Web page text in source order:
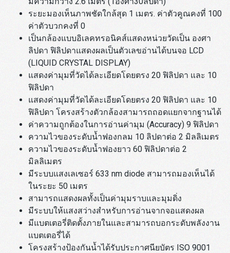
ระยะมองเห็นภาพชัดใกล้สุด 1 เมตร. ค่าตัวคูณคงที่ 100
ค่าตัวบวกคงที่ 0
เป็นกล้องแบบอิเลคทรอนิคส์แสดงหน่วยวัดเป็น องศา
ลิปดา ฟิลิปดาแสดงผลเป็นตัวเลขอ่านได้บนจอ LCD
(LIQUID CRYSTAL DISPLAY)
แสดงค่ามุมที่วัดได้ละเอียดโดยตรง 20 ฟิลิปดา และ 10
ฟิลิปดา
แสดงค่ามุมที่วัดได้ละเอียดโดยตรง 20 ฟิลิปดา และ 10
ฟิลิปดา โครงสร้างตัวกล้องสามารถถอดแยกจากฐานได้
ค่าความถูกต้องในการอ่านค่ามุม (Accuracy) 9 ฟิลิปดา
ความไวของระดับน้ำฟองกลม 10 ลิปดาต่อ 2 มิลลิเมตร
ความไวของระดับน้ำฟองยาว 60 ฟิลิปดาต่อ 2
มิลลิเมตร
มีระบบแสงเลเซอร์ 633 nm diode สามารถมองเห็นได้
ในระยะ 50 เมตร
สามารถแสดงผลทั้งเป็นค่ามุมราบและมุมดิ่ง
มีระบบให้แสงสว่างสำหรับการอ่านจากจอแสดงผล
มีแบตเตอรี่ติดตั้งภายในและสามารถบอกระดับพลังงาน
แบตเตอรี่ได้
โครงสร้างป้องกันน้ำได้รับประกาศนียบัตร ISO 9001